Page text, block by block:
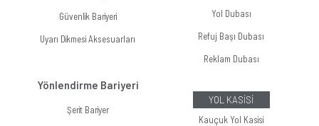
Güvenlik Bariyeri
Uyarı Dikmesi Aksesuarları
Yönlendirme Bariyeri
Şerit Bariyer
Yol Dubası
Refuj Başı Dubası
Reklam Dubası
YOL KASİSİ
Kauçuk Yol Kasisi